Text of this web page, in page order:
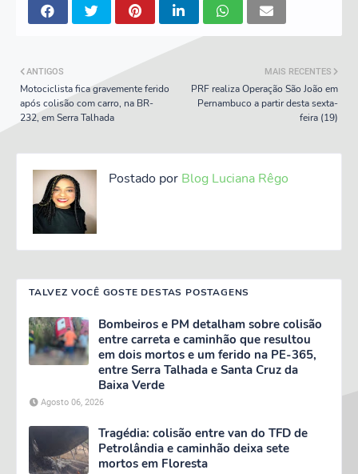
MAIS RECENTES
PRF realiza Operação São João em
Pernambuco a partir desta sexta-
feira (19)
ANTIGOS
Motociclista fica gravemente ferido
após colisão com carro, na BR-
232, em Serra Talhada
Postado por Blog Luciana Rêgo
TALVEZ VOCÊ GOSTE DESTAS POSTAGENS
Bombeiros e PM detalham sobre colisão
entre carreta e caminhão que resultou
em dois mortos e um ferido na PE-365,
entre Serra Talhada e Santa Cruz da
Baixa Verde
Agosto 06, 2026
Tragédia: colisão entre van do TFD de
Petrolândia e caminhão deixa sete
mortos em Floresta